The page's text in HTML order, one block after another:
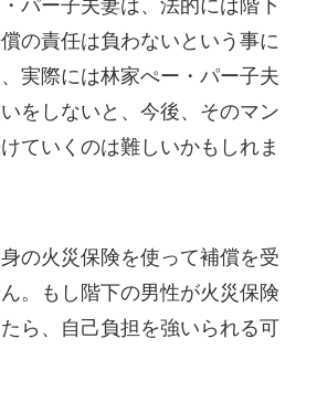
パー子夫妻は、法的には階下
の責任は負わないという事に
実際には林家ぺー・パー子夫
をしないと、今後、そのマン
ていくのは難しいかもしれま
の火災保険を使って補償を受
。もし階下の男性が火災保険
ら、自己負担を強いられる可